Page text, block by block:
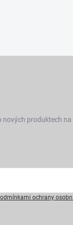
nových produktech na
ochrany